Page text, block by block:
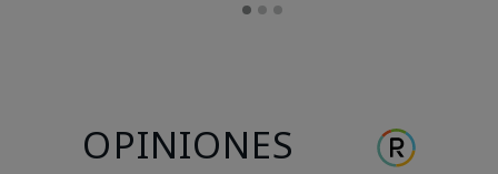
OPINIONES